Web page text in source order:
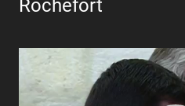
Rochefort
Lecteur
vidéo